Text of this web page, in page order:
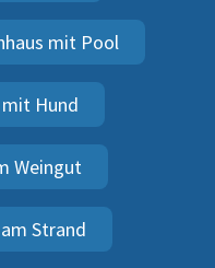
mit Pool
Hund
Weingut
Strand